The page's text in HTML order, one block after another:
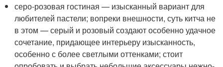
серо-розовая гостиная — изысканный вариант для
любителей пастели; вопреки внешности, суть китча не
в этом — серый и розовый создают особенно удачное
сочетание, придающее интерьеру изысканность,
особенно с более светлыми оттенками; стоит